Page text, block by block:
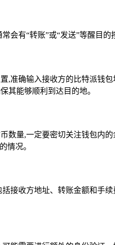
会有“转账”或“发送”等醒目
,准确输入接收方的比特派钱
其能够顺利到达目的地。
数量,一定要密切关注钱包内
情况。
接收方地址、转账金额和手